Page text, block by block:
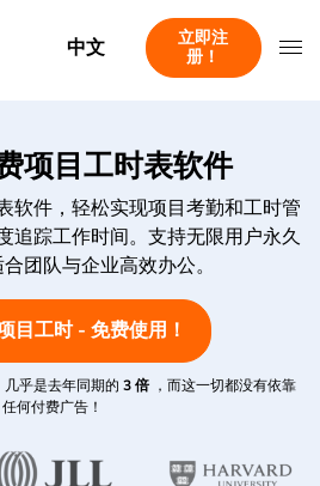
中文
立即注
册！
项目工时表软件
软件，轻松实现项目考勤和工时管
追踪工作时间。支持无限用户永久
团队与企业高效办公。
目工时 - 免费使用！
几乎是去年同期的 3 倍 ，而这一切都没有依靠
任何付费广告！